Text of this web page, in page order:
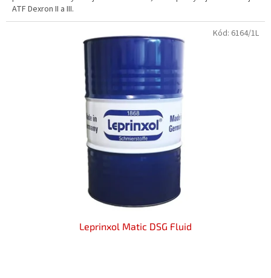
hvězdiček.
ATF Dexron II a III.
Leprinxol Matic DSG Fluid
Kód: 6164/1L